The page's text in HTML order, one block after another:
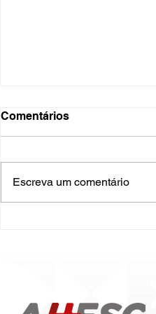
Comentários
Escreva um comentário